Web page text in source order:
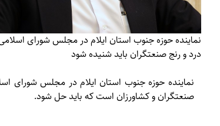
نماینده حوزه جنوب استان ایلام در مجلس شورای
درد و رنج صنعتگران باید شنیده شود
نماینده حوزه جنوب استان ایلام در مجلس شورای
صنعتگران و کشاورزان است که باید حل شود.